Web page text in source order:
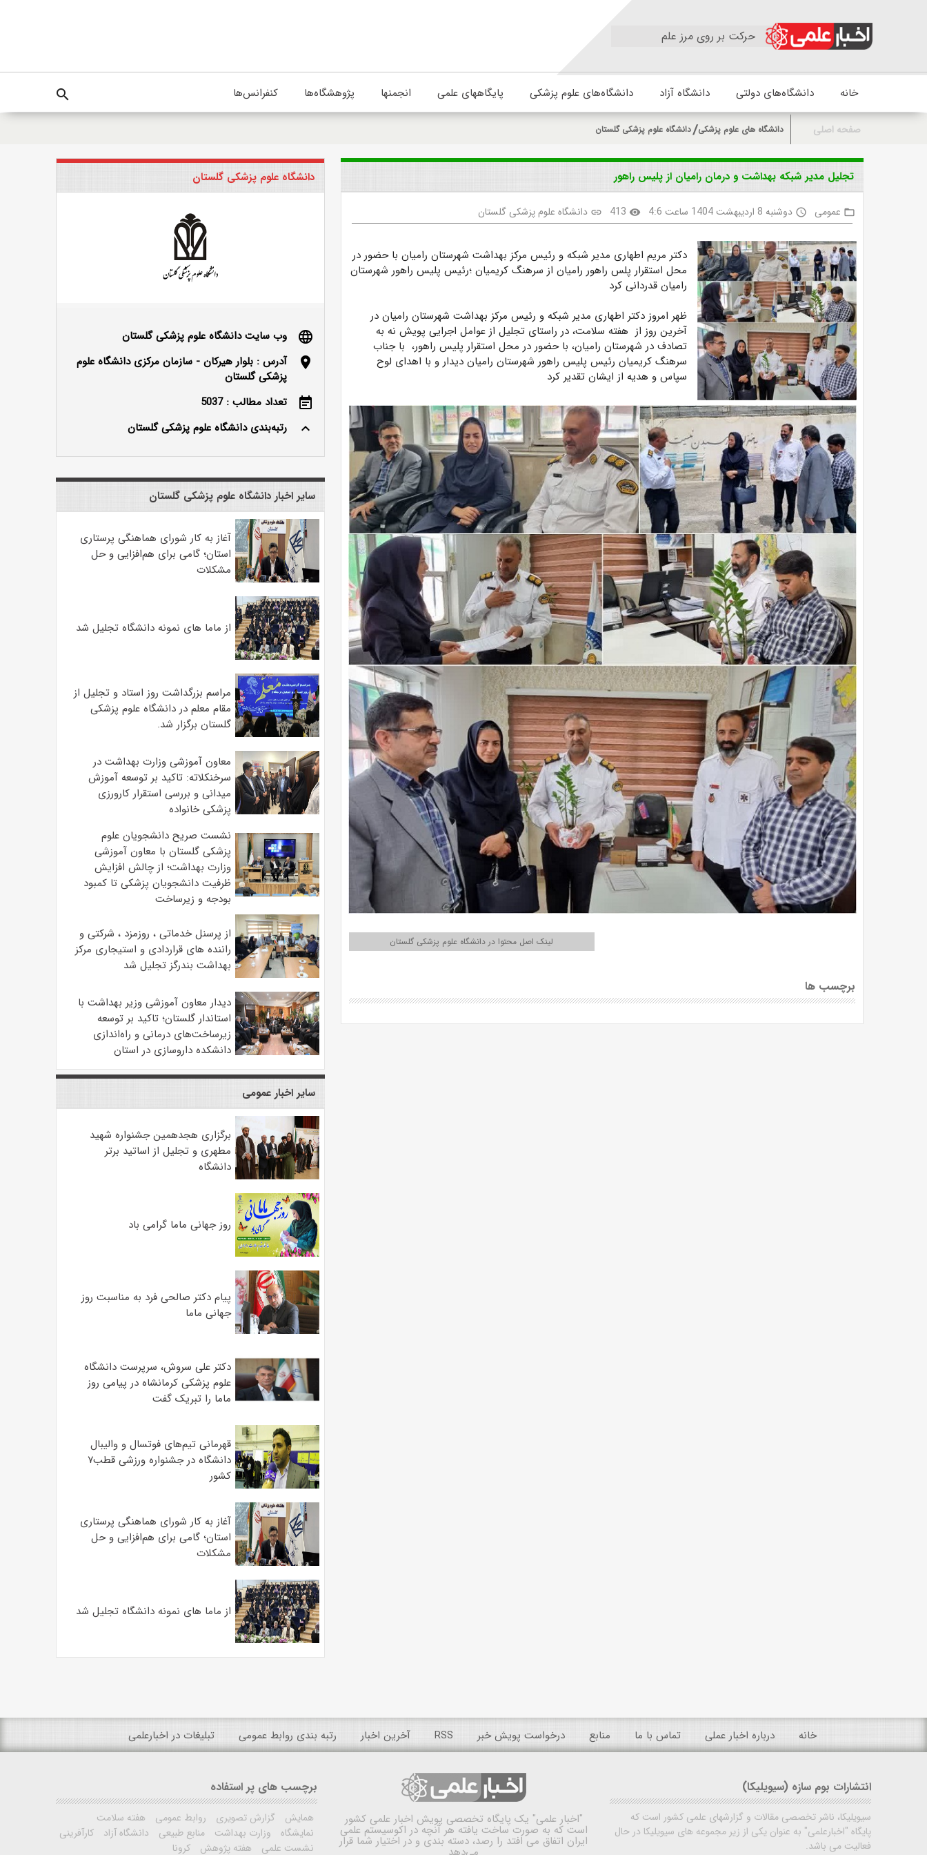
حرکت بر روی مرز علم
خانه دانشگاه‌های دولتی دانشگاه آزاد دانشگاه‌های علوم پزشکی پایگاههای علمی انجمنها پژوهشگاه‌ها کنفرانس‌ها search
صفحه اصلی دانشگاه های علوم پزشکی دانشگاه علوم پزشکی گلستان
تجلیل مدیر شبکه بهداشت و درمان رامیان از پلیس راهور
folder_open عمومی access_time دوشنبه 8 اردیبهشت 1404 ساعت 4:6 visibility
413
link دانشگاه علوم پزشکی گلستان
دکتر مریم اطهاری مدیر شبکه و رئیس مرکز بهداشت شهرستان رامیان با حضور در
محل استقرار پلس راهور رامیان از سرهنگ کریمیان ؛رئیس پلیس راهور شهرستان
رامیان قدردانی کرد
ظهر امروز دکتر اطهاری مدیر شبکه و رئیس مرکز بهداشت شهرستان رامیان در
آخرین روز از هفته سلامت، در راستای تجلیل از عوامل اجرایی پویش نه به
تصادف در شهرستان رامیان، با حضور در محل استقرار پلیس راهور، با جناب
سرهنگ کریمیان رئیس پلیس راهور شهرستان رامیان دیدار و با اهدای لوح
سپاس و هدیه از ایشان تقدیر کرد
لینک اصل محتوا در دانشگاه علوم پزشکی گلستان
برچسب ها
دانشگاه علوم پزشکی گلستان
language
وب سایت دانشگاه علوم پزشکی گلستان
location_on
آدرس : بلوار هیرکان - سازمان مرکزی دانشگاه علوم
پزشکی گلستان
event_note
تعداد مطالب : 5037
keyboard_arrow_up
رتبه‌بندی دانشگاه علوم پزشکی گلستان
سایر اخبار دانشگاه علوم پزشکی گلستان
آغاز به کار شورای هماهنگی پرستاری
استان؛ گامی برای هم‌افزایی و حل
مشکلات
از ماما های نمونه دانشگاه تجلیل شد
مراسم بزرگداشت روز استاد و تجلیل از
مقام معلم در دانشگاه علوم پزشکی
گلستان برگزار شد.‌
معاون آموزشی وزارت بهداشت در
سرخنکلاته: تاکید بر توسعه آموزش
میدانی و بررسی استقرار کارورزی
پزشکی ‌خانواده
نشست صریح دانشجویان علوم
پزشکی گلستان با معاون آموزشی
وزارت بهداشت؛ از چالش افزایش
ظرفیت دانشجویان ‌پزشکی تا کمبود
بودجه و زیرساخت
از پرسنل خدماتی ، روزمزد ، شرکتی و
راننده های قراردادی و استیجاری مرکز
بهداشت بندرگز تجلیل شد
دیدار معاون آموزشی وزیر بهداشت با
استاندار گلستان؛ تاکید بر توسعه
زیرساخت‌های درمانی و راه‌اندازی
دانشکده داروسازی در استان
سایر اخبار عمومی
برگزاری هجدهمین جشنواره شهید
مطهری و تجلیل از اساتید برتر
دانشگاه
روز جهانی ماما گرامی باد
پیام دکتر صالحی فرد به مناسبت روز
جهانی ماما
دکتر علی سروش، سرپرست دانشگاه
علوم پزشکی کرمانشاه در پیامی روز
ماما را تبریک گفت
قهرمانی تیم‌های فوتسال و والیبال
دانشگاه در جشنواره ورزشی قطب۷
کشور
آغاز به کار شورای هماهنگی پرستاری
استان؛ گامی برای هم‌افزایی و حل
مشکلات
از ماما های نمونه دانشگاه تجلیل شد
خانه درباره اخبار عملی تماس با ما منابع درخواست پویش خبر RSS آخرین اخبار رتبه بندی روابط عمومی تبلیغات در اخبارعلمی
انتشارات بوم سازه (سیویلیکا)
سیویلیکا، ناشر تخصصی مقالات و گزارشهای علمی کشور است که
پایگاه "اخبارعلمی" به عنوان یکی از زیر مجموعه های سیویلیکا در حال
فعالیت می باشد.
"اخبار علمی" یک پایگاه تخصصی پویش اخبار علمی کشور
است که به صورت ساخت یافته هر آنچه در اکوسیستم علمی
ایران اتفاق می افتد را رصد، دسته بندی و در اختیار شما قرار
برچسب های پر استفاده
همایش گزارش تصویری روابط عمومی
هفته سلامت
نمایشگاه
وزارت بهداشت منابع طبیعی دانشگاه آزاد
کارآفرینی
نشست علمی
هفته پژوهش کرونا